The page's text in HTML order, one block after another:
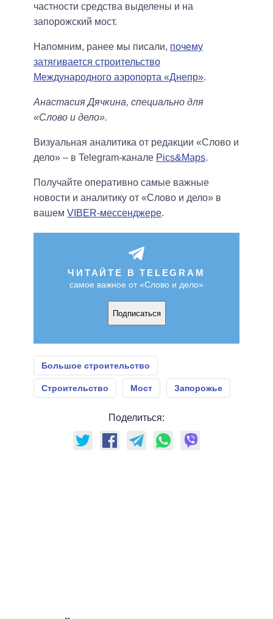
частности средства выделены и на
запорожский мост.
Напомним, ранее мы писали, почему
затягивается строительство
Международного аэропорта «Днепр».
Анастасия Дячкина, специально для
«Слово и дело».
Визуальная аналитика от редакции «Слово и
дело» – в Telegram-канале Pics&Maps.
Получайте оперативно самые важные
новости и аналитику от «Слово и дело» в
вашем VIBER-мессенджере.
ЧИТАЙТЕ В TELEGRAM
самое важное от «Слово и дело»
Подписаться
Большое строительство
Строительство Мост Запорожье
Поделиться: